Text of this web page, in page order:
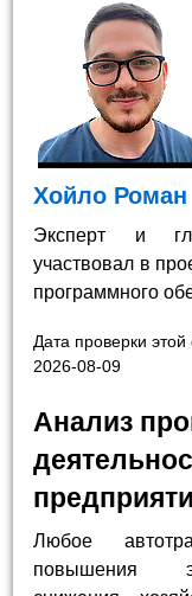
Хойло Роман
Эксперт и
участвовал в
программного
Дата проверки
2026-08-09
Анализ
Любое
повышения